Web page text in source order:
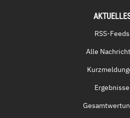
RSS-Feeds
Alle
Ergebnisse